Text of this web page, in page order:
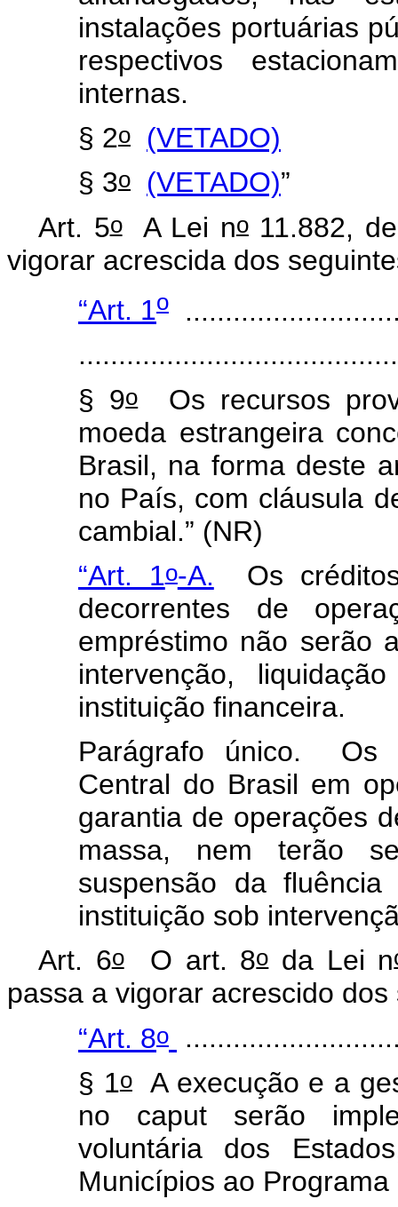
instalações portuárias
respectivos
internas.
§ 2o
(VETADO)
§ 3o (VETADO)”
Art. 5oA Lei no11.882,
vigorar acrescida dos
“Art. 1o
§ 9oOs recursos
moeda estrangeira
Brasil, na forma deste
no País, com cláusula
cambial.” (NR)
“Art. 1o-A.
Os
decorrentes de
empréstimo não serão
intervenção,
instituição financeira.
Parágrafo único. Os
Central do Brasil em
garantia de operações
massa, nem terão
suspensão da
instituição sob
Art. 6oO art. 8oda Lei n
passa a vigorar acrescido
“Art. 8o
§ 1oA execução e a
no caput serão
voluntária dos
Municípios ao